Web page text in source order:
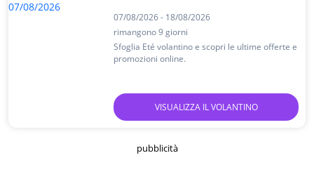
07/08/2026 - 18/08/2026
rimangono 9 giorni
Sfoglia Eté volantino e scopri le ultime offerte e
promozioni online.
VISUALIZZA IL VOLANTINO
pubblicità